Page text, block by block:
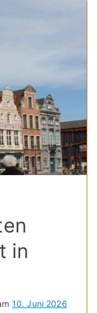
in
10. Juni 2026